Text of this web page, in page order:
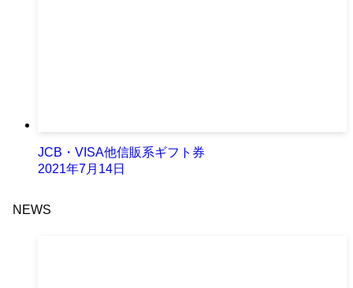
JCB・VISA他信販系ギフト券
2021年7月14日
NEWS